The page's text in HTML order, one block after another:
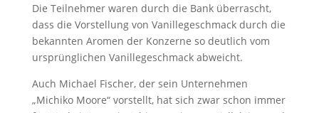
Die Teilnehmer waren durch die Bank überrascht,
dass die Vorstellung von Vanillegeschmack durch die
bekannten Aromen der Konzerne so deutlich vom
ursprünglichen Vanillegeschmack abweicht.
Auch Michael Fischer, der sein Unternehmen
„Michiko Moore“ vorstellt, hat sich zwar schon immer